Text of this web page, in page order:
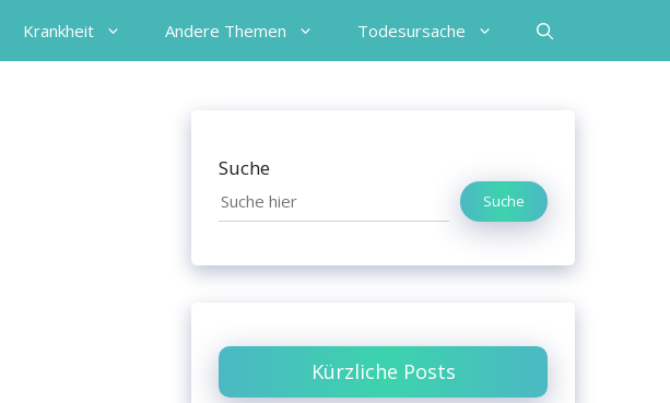
Krankheit Andere Themen Todesursache
Suche
Suche
Kürzliche Posts